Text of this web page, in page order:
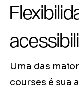
Uma das
courses é sua